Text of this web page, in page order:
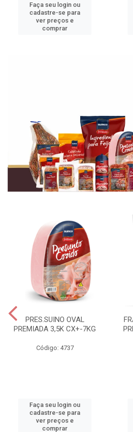
Faça seu login ou
cadastre-se para
ver preços e
comprar
PRES.SUINO OVAL
PREMIADA 3,5K CX+-7KG
Código: 4737
Faça seu login ou
cadastre-se para
ver preços e
comprar